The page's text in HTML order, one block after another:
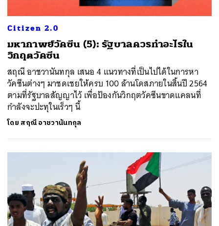
Citizen 2.0
มหากาพย์วัคซีน (5): รัฐบาลควรทำอะไรใน
วิกฤตวัคซีน
สฤณี อาชวานันทกุล เสนอ 4 แนวทางที่เป็นไปได้ในการหา
วัคซีนต่างๆ มาชดเชยให้ครบ 100 ล้านโดสภายในสิ้นปี 2564
ตามที่รัฐบาลสัญญาไว้ เพื่อป้องกันวิกฤตวัคซีนขาดแคลนที่
กำลังจะปะทุในเร็วๆ นี้
โดย สฤณี อาชวานันทกุล
TWEET LINE EMAIL